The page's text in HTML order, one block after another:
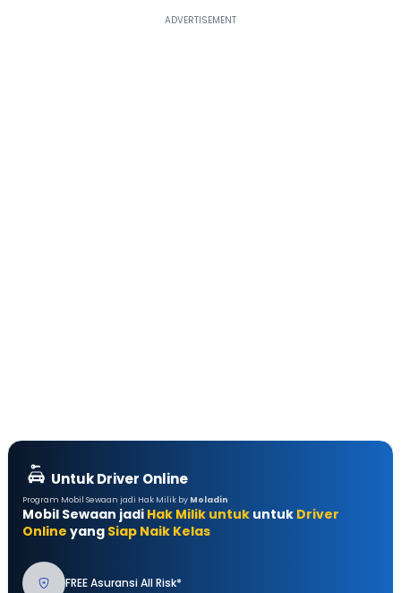
Untuk Driver Online
Program Mobil Sewaan jadi Hak Milik by Moladin
Mobil Sewaan jadi Hak Milik untuk untuk Driver
Online yang Siap Naik Kelas
FREE Asuransi All Risk*